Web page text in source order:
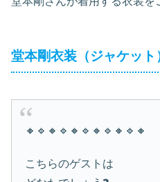
堂本剛衣装（ジャケット
🔸🔹🔸🔹🔸🔹🔸🔹🔸🔹🔸
こちらのゲストは